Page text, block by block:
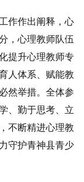
作作出阐释，心
，心理教师队伍
提升心理教师专
人体系、赋能教
然举措。全体参
、勤于思考、立
不断精进心理教
守护青神县青少